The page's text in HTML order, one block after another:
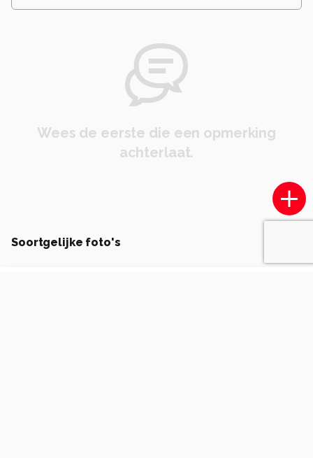
Wees de eerste die een opmerking
achterlaat.
Soortgelijke foto's